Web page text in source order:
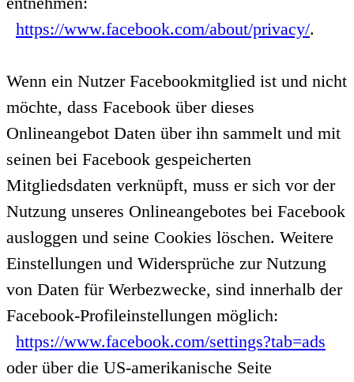
https://www.facebook.com/about/privacy/.
Wenn ein Nutzer Facebookmitglied ist und nicht
möchte, dass Facebook über dieses
Onlineangebot Daten über ihn sammelt und mit
seinen bei Facebook gespeicherten
Mitgliedsdaten verknüpft, muss er sich vor der
Nutzung unseres Onlineangebotes bei Facebook
ausloggen und seine Cookies löschen. Weitere
Einstellungen und Widersprüche zur Nutzung
von Daten für Werbezwecke, sind innerhalb der
Facebook-Profileinstellungen möglich:
https://www.facebook.com/settings?tab=ads
oder über die US-amerikanische Seite